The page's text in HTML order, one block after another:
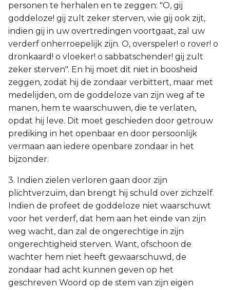
personen te herhalen en te zeggen: "O, gij
goddeloze! gij zult zeker sterven, wie gij ook zijt,
indien gij in uw overtredingen voortgaat, zal uw
verderf onherroepelijk zijn. O, overspeler! o rover! o
dronkaard! o vloeker! o sabbatschender! gij zult
zeker sterven". En hij moet dit niet in boosheid
zeggen, zodat hij de zondaar verbittert, maar met
medelijden, om de goddeloze van zijn weg af te
manen, hem te waarschuwen, die te verlaten,
opdat hij leve. Dit moet geschieden door getrouw
prediking in het openbaar en door persoonlijk
vermaan aan iedere openbare zondaar in het
bijzonder.
3. Indien zielen verloren gaan door zijn
plichtverzuim, dan brengt hij schuld over zichzelf.
Indien de profeet de goddeloze niet waarschuwt
voor het verderf, dat hem aan het einde van zijn
weg wacht, dan zal de ongerechtige in zijn
ongerechtigheid sterven. Want, ofschoon de
wachter hem niet heeft gewaarschuwd, de
zondaar had acht kunnen geven op het
geschreven Woord op de stem van zijn eigen